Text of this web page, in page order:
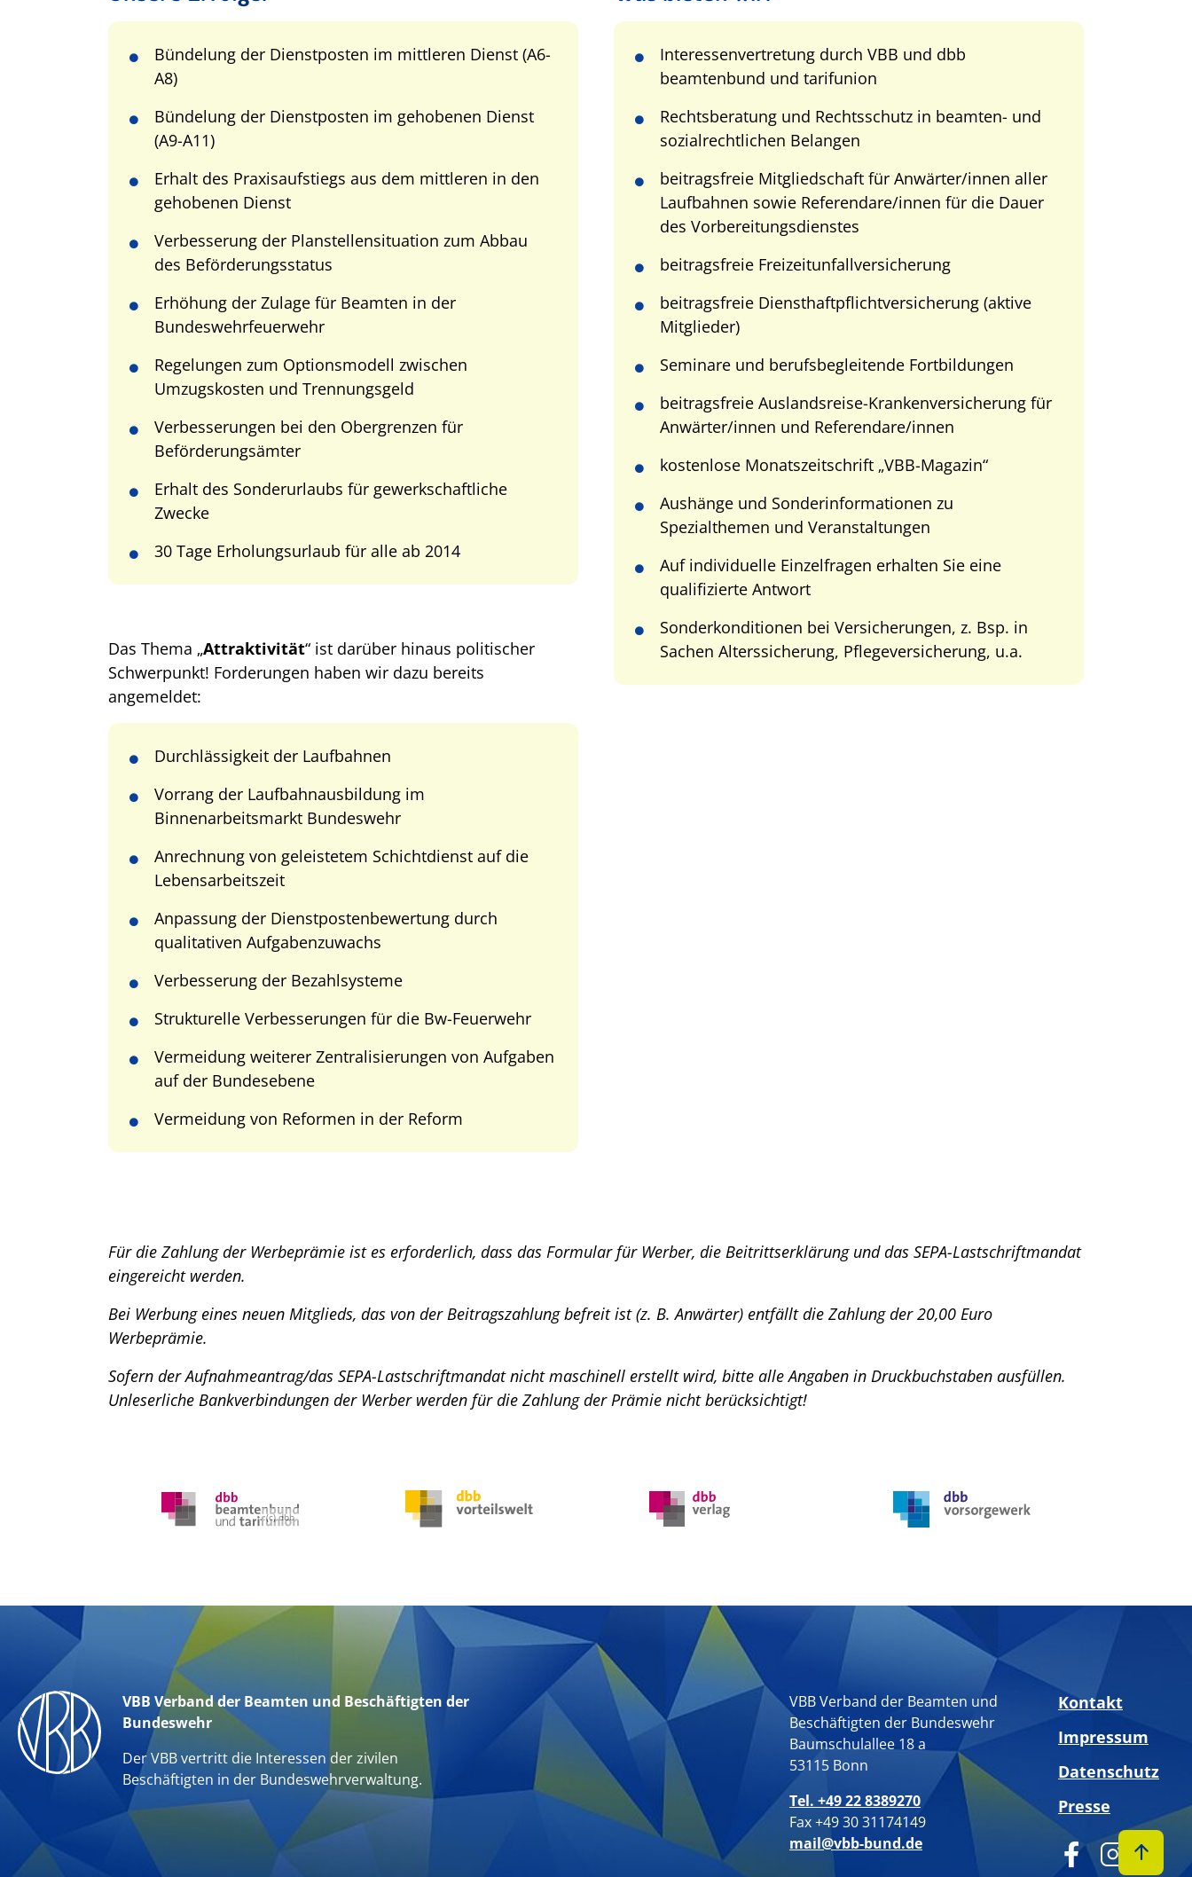
Bündelung der Dienstposten im mittleren Dienst (A6-
A8)
Bündelung der Dienstposten im gehobenen Dienst
(A9-A11)
Erhalt des Praxisaufstiegs aus dem mittleren in den
gehobenen Dienst
Verbesserung der Planstellensituation zum Abbau
des Beförderungsstatus
Erhöhung der Zulage für Beamten in der
Bundeswehrfeuerwehr
Regelungen zum Optionsmodell zwischen
Umzugskosten und Trennungsgeld
Verbesserungen bei den Obergrenzen für
Beförderungsämter
Erhalt des Sonderurlaubs für gewerkschaftliche
Zwecke
30 Tage Erholungsurlaub für alle ab 2014
Das Thema „Attraktivität“ ist darüber hinaus politischer
Schwerpunkt! Forderungen haben wir dazu bereits
angemeldet:
Durchlässigkeit der Laufbahnen
Vorrang der Laufbahnausbildung im
Binnenarbeitsmarkt Bundeswehr
Anrechnung von geleistetem Schichtdienst auf die
Lebensarbeitszeit
Anpassung der Dienstpostenbewertung durch
qualitativen Aufgabenzuwachs
Verbesserung der Bezahlsysteme
Strukturelle Verbesserungen für die Bw-Feuerwehr
Vermeidung weiterer Zentralisierungen von Aufgaben
auf der Bundesebene
Vermeidung von Reformen in der Reform
Interessenvertretung durch VBB und dbb
beamtenbund und tarifunion
Rechtsberatung und Rechtsschutz in beamten- und
sozialrechtlichen Belangen
beitragsfreie Mitgliedschaft für Anwärter/innen aller
Laufbahnen sowie Referendare/innen für die Dauer
des Vorbereitungsdienstes
beitragsfreie Freizeitunfallversicherung
beitragsfreie Diensthaftpflichtversicherung (aktive
Mitglieder)
Seminare und berufsbegleitende Fortbildungen
beitragsfreie Auslandsreise-Krankenversicherung für
Anwärter/innen und Referendare/innen
kostenlose Monatszeitschrift „VBB-Magazin“
Aushänge und Sonderinformationen zu
Spezialthemen und Veranstaltungen
Auf individuelle Einzelfragen erhalten Sie eine
qualifizierte Antwort
Sonderkonditionen bei Versicherungen, z. Bsp. in
Sachen Alterssicherung, Pflegeversicherung, u.a.
Für die Zahlung der Werbeprämie ist es erforderlich, dass das Formular für Werber, die Beitrittserklärung und das SEPA-Lastschriftmandat
eingereicht werden.
Bei Werbung eines neuen Mitglieds, das von der Beitragszahlung befreit ist (z. B. Anwärter) entfällt die Zahlung der 20,00 Euro
Werbeprämie.
Sofern der Aufnahmeantrag/das SEPA-Lastschriftmandat nicht maschinell erstellt wird, bitte alle Angaben in Druckbuchstaben ausfüllen.
Unleserliche Bankverbindungen der Werber werden für die Zahlung der Prämie nicht berücksichtigt!
(c) dbb
VBB Verband der Beamten und Beschäftigten der
Bundeswehr
Der VBB vertritt die Interessen der zivilen
Beschäftigten in der Bundeswehrverwaltung.
VBB Verband der Beamten und
Beschäftigten der Bundeswehr
Baumschulallee 18 a
53115 Bonn
Tel. +49 22 8389270
Fax +49 30 31174149
mail@vbb-bund.de
Kontakt
Impressum
Datenschutz
Presse